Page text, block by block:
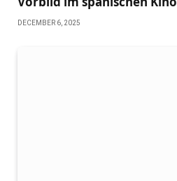
DECEMBER 6, 2025